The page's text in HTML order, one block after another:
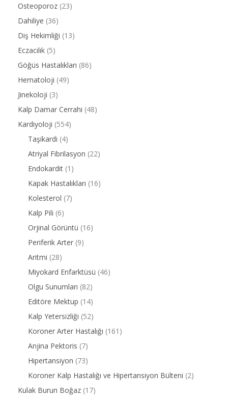
Osteoporoz (23)
Dahiliye (36)
Diş Hekimliği (13)
Eczacılık (5)
Göğüs Hastalıkları (86)
Hematoloji (49)
Jinekoloji (3)
Kalp Damar Cerrahi (48)
Kardiyoloji (554)
Taşikardi (4)
Atriyal Fibrilasyon (22)
Endokardit (1)
Kapak Hastalıkları (16)
Kolesterol (7)
Kalp Pili (6)
Orjinal Görüntü (16)
Periferik Arter (9)
Aritmi (28)
Miyokard Enfarktüsü (46)
Olgu Sunumları (82)
Editöre Mektup (14)
Kalp Yetersizliği (52)
Koroner Arter Hastalığı (161)
Anjina Pektoris (7)
Hipertansiyon (73)
Koroner Kalp Hastalığı ve Hipertansiyon Bülteni (2)
Kulak Burun Boğaz (17)